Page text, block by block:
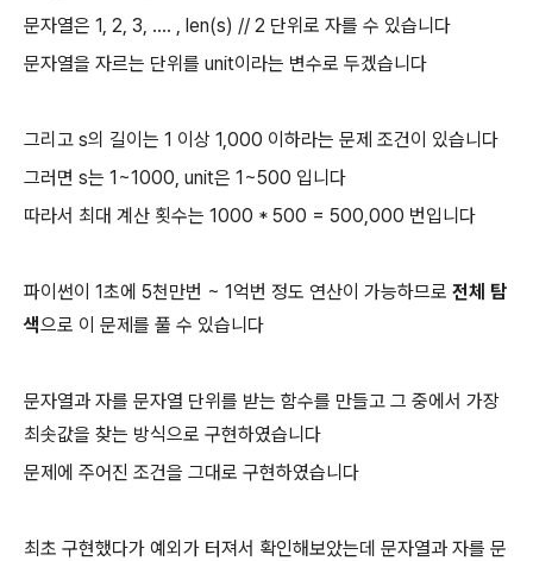
문자열은 1, 2, 3, .... , len(s) // 2 단위로 자를 수 있습니다
문자열을 자르는 단위를 unit이라는 변수로 두겠습니다
그리고 s의 길이는 1 이상 1,000 이하라는 문제 조건이 있습니다
그러면 s는 1~1000, unit은 1~500 입니다
따라서 최대 계산 횟수는 1000 * 500 = 500,000 번입니다
파이썬이 1초에 5천만번 ~ 1억번 정도 연산이 가능하므로 전체 탐
색으로 이 문제를 풀 수 있습니다
문자열과 자를 문자열 단위를 받는 함수를 만들고 그 중에서 가장
최솟값을 찾는 방식으로 구현하였습니다
문제에 주어진 조건을 그대로 구현하였습니다
최초 구현했다가 예외가 터져서 확인해보았는데 문자열과 자를 문